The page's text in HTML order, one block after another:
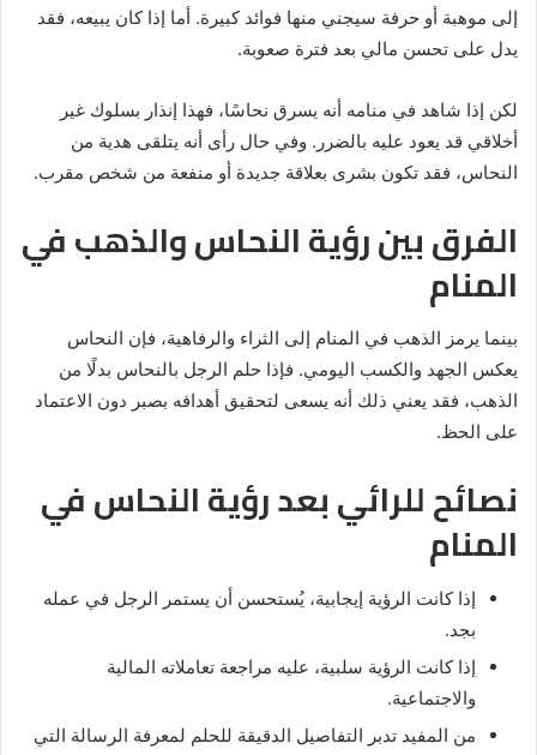
إلى موهبة أو حرفة سيجني منها فوائد كبيرة. أما إذا كان يبيعه، فقد
يدل على تحسن مالي بعد فترة صعوبة.
لكن إذا شاهد في منامه أنه يسرق نحاسًا، فهذا إنذار بسلوك غير
أخلاقي قد يعود عليه بالضرر. وفي حال رأى أنه يتلقى هدية من
النحاس، فقد تكون بشرى بعلاقة جديدة أو منفعة من شخص مقرب.
الفرق بين رؤية النحاس والذهب في
المنام
بينما يرمز الذهب في المنام إلى الثراء والرفاهية، فإن النحاس
يعكس الجهد والكسب اليومي. فإذا حلم الرجل بالنحاس بدلًا من
الذهب، فقد يعني ذلك أنه يسعى لتحقيق أهدافه بصبر دون الاعتماد
على الحظ.
نصائح للرائي بعد رؤية النحاس في
المنام
إذا كانت الرؤية إيجابية، يُستحسن أن يستمر الرجل في عمله
بجد.
إذا كانت الرؤية سلبية، عليه مراجعة تعاملاته المالية
والاجتماعية.
من المفيد تدبر التفاصيل الدقيقة للحلم لمعرفة الرسالة التي